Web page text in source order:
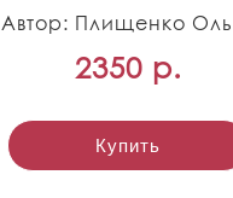
Автор: Плищенко
2350 р.
Купить